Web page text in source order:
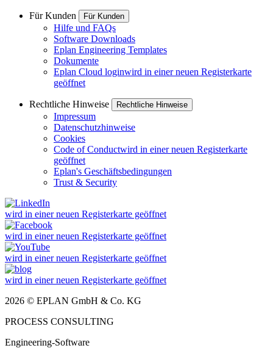
Für Kunden Für Kunden
Hilfe und FAQs
Software Downloads
Eplan Engineering Templates
Dokumente
Eplan Cloud loginwird in einer neuen Registerkarte
geöffnet
Rechtliche Hinweise Rechtliche Hinweise
Impressum
Datenschutzhinweise
Cookies
Code of Conductwird in einer neuen Registerkarte
geöffnet
Eplan's Geschäftsbedingungen
Trust & Security
wird in einer neuen Registerkarte geöffnet
wird in einer neuen Registerkarte geöffnet
wird in einer neuen Registerkarte geöffnet
wird in einer neuen Registerkarte geöffnet
2026 © EPLAN GmbH & Co. KG
PROCESS CONSULTING
Engineering-Software